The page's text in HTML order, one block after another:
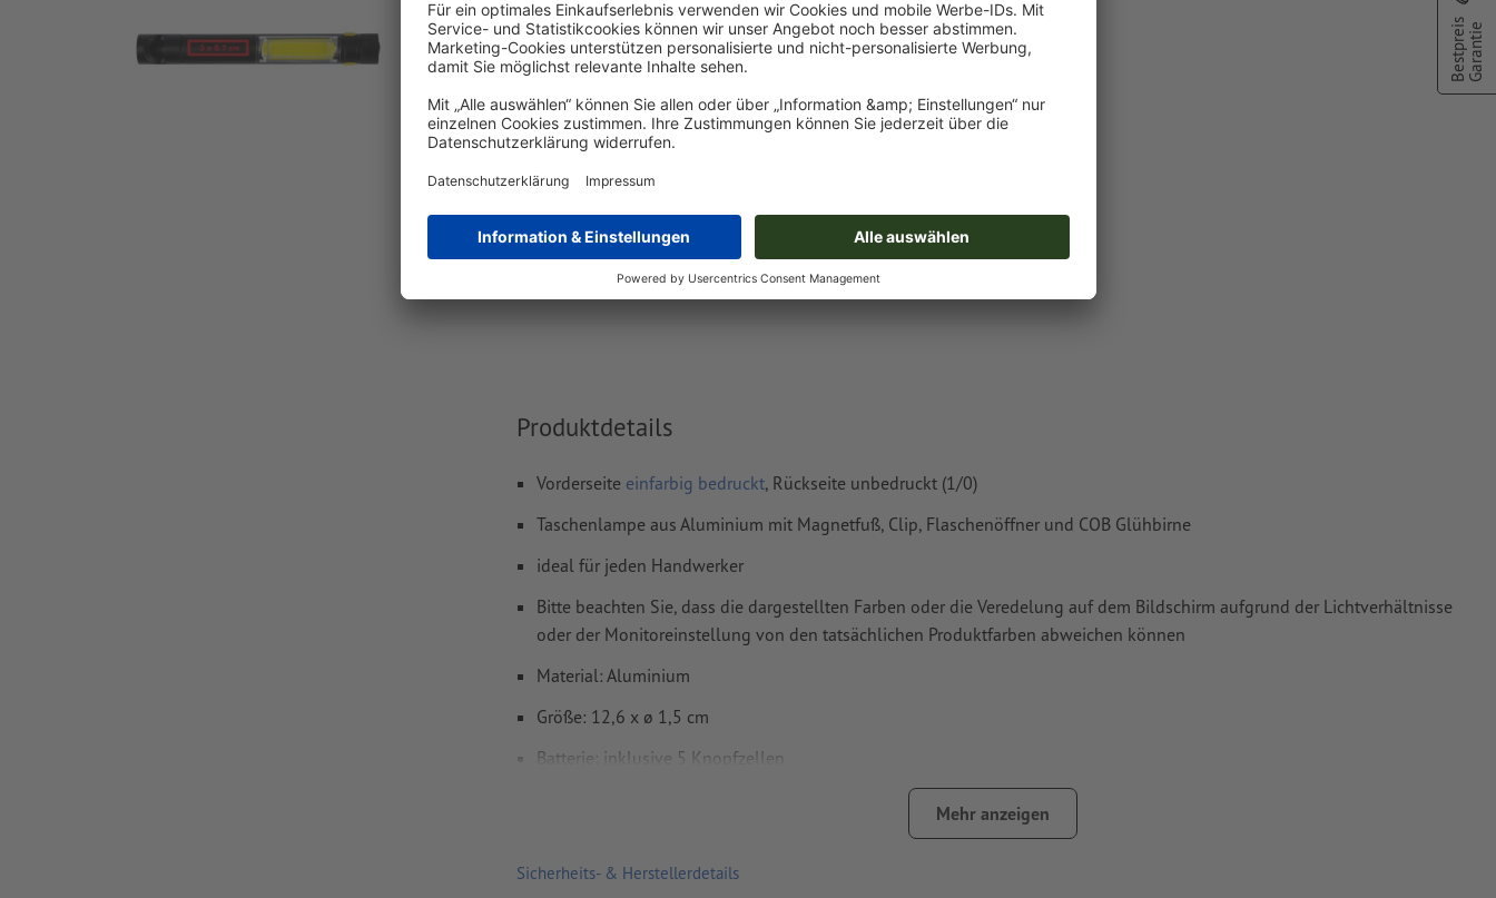
Legen Sie ein weiteres Farbfeld an und weisen Sie derLasergravur
entsprechende Farbe zu.
Benennung des Farbfelds: "Laser"
Farbtyp: Vollton
Farbwert: frei wählbar
farbliche Gravur
Das druckfertige PDF darf nur Vektoren enthalten; JPEG- oder TIFF-
Bilder und -Vorlagen sind nicht geeignet
Mehr anzeigen
Produktdetails
Vorderseite einfarbig bedruckt, Rückseite unbedruckt (1/0)
Taschenlampe aus Aluminium mit Magnetfuß, Clip, Flaschenöffner und COB Glühbirne
ideal für jeden Handwerker
Bitte beachten Sie, dass die dargestellten Farben oder die Veredelung auf dem Bildschirm aufgrund der Lichtverhältnisse
oder der Monitoreinstellung von den tatsächlichen Produktfarben abweichen können
Material: Aluminium
Größe: 12,6 x ø 1,5 cm
Batterie: inklusive 5 Knopfzellen
Verarbeitung: Lasergravur
Mehr anzeigen
Sicherheits- & Herstellerdetails
BestpreisGarantie